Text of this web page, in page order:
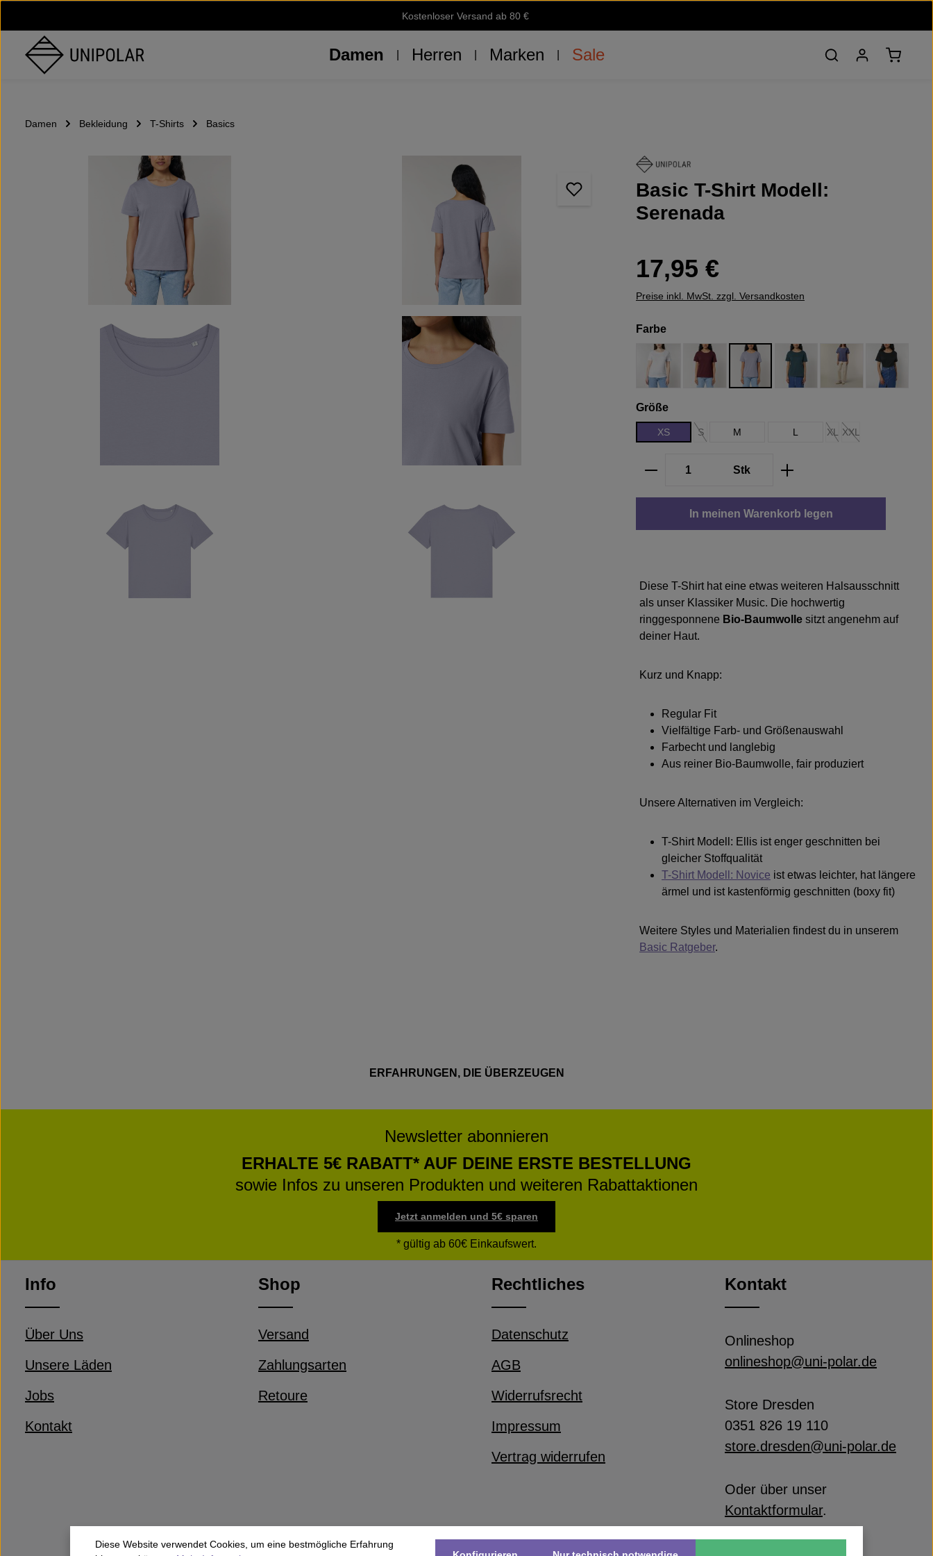
Kostenloser Versand ab 80 €
Damen Herren Marken Sale
Damen Bekleidung T-Shirts Basics
Bildergalerie überspringen
Basic T-Shirt Modell:
Serenada
Regulärer Preis:
17,95 €
Preise inkl. MwSt. zzgl. Versandkosten
Farbeauswählen
White Burgundy Lavender Black
Größeauswählen
XS S
(Diese Option ist zurzeit nicht verfügbar.)
M L XL
(Diese Option ist zurzeit
XXL
(Diese Option ist
Produkt Anzahl: Gib den gewünschten
Stk
In meinen Warenkorb legen
Diese T-Shirt hat eine etwas weiteren Halsausschnitt
als unser Klassiker Music. Die hochwertig
ringgesponnene Bio-Baumwolle sitzt angenehm auf
deiner Haut.
Kurz und Knapp:
Regular Fit
Vielfältige Farb- und Größenauswahl
Farbecht und langlebig
Aus reiner Bio-Baumwolle, fair produziert
Unsere Alternativen im Vergleich:
T-Shirt Modell: Ellis ist enger geschnitten bei
gleicher Stoffqualität
T-Shirt Modell: Novice ist etwas leichter, hat längere
ärmel und ist kastenförmig geschnitten (boxy fit)
Weitere Styles und Materialien findest du in unserem
Basic Ratgeber.
ERFAHRUNGEN, DIE ÜBERZEUGEN
Newsletter abonnieren
ERHALTE 5€ RABATT* AUF DEINE ERSTE BESTELLUNG
sowie Infos zu unseren Produkten und weiteren Rabattaktionen
Jetzt anmelden und 5€ sparen
* gültig ab 60€ Einkaufswert.
Info
Über Uns
Unsere Läden
Jobs
Kontakt
Shop
Versand
Zahlungsarten
Retoure
Rechtliches
Datenschutz
AGB
Widerrufsrecht
Impressum
Vertrag widerrufen
Kontakt
Onlineshop
onlineshop@uni-polar.de
Store Dresden
0351 826 19 110
store.dresden@uni-polar.de
Oder über unser
Kontaktformular.
Diese Website verwendet Cookies, um eine bestmögliche Erfahrung